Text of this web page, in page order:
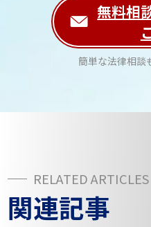
無料相
簡単な法律相談
関連記事